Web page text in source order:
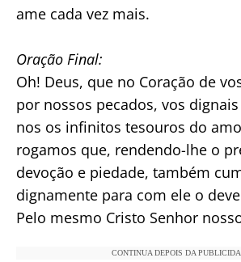
ame cada vez mais.
Oração Final:
Oh! Deus, que no Coração de
por nossos pecados, vos
nos os infinitos tesouros do
rogamos que, rendendo-lhe o
devoção e piedade, também
dignamente para com ele o
Pelo mesmo Cristo Senhor
CONTINUA DEPOIS DA